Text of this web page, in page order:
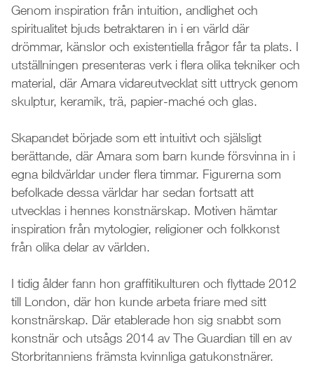
Genom inspiration från intuition, andlighet och
spiritualitet bjuds betraktaren in i en värld där
drömmar, känslor och existentiella frågor får ta plats. I
utställningen presenteras verk i flera olika tekniker och
material, där Amara vidareutvecklat sitt uttryck genom
skulptur, keramik, trä, papier-maché och glas.
Skapandet började som ett intuitivt och själsligt
berättande, där Amara som barn kunde försvinna in i
egna bildvärldar under flera timmar. Figurerna som
befolkade dessa världar har sedan fortsatt att
utvecklas i hennes konstnärskap. Motiven hämtar
inspiration från mytologier, religioner och folkkonst
från olika delar av världen.
I tidig ålder fann hon graffitikulturen och flyttade 2012
till London, där hon kunde arbeta friare med sitt
konstnärskap. Där etablerade hon sig snabbt som
konstnär och utsågs 2014 av The Guardian till en av
Storbritanniens främsta kvinnliga gatukonstnärer.